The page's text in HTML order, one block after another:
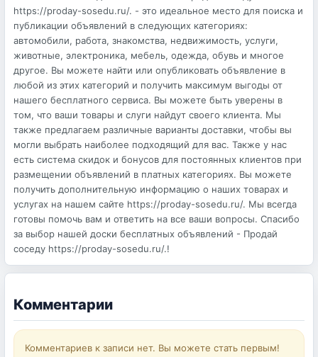
https://proday-sosedu.ru/. - это идеальное место для поиска и
публикации объявлений в следующих категориях:
автомобили, работа, знакомства, недвижимость, услуги,
животные, электроника, мебель, одежда, обувь и многое
другое. Вы можете найти или опубликовать объявление в
любой из этих категорий и получить максимум выгоды от
нашего бесплатного сервиса. Вы можете быть уверены в
том, что ваши товары и слуги найдут своего клиента. Мы
также предлагаем различные варианты доставки, чтобы вы
могли выбрать наиболее подходящий для вас. Также у нас
есть система скидок и бонусов для постоянных клиентов при
размещении объявлений в платных категориях. Вы можете
получить дополнительную информацию о наших товарах и
услугах на нашем сайте https://proday-sosedu.ru/. Мы всегда
готовы помочь вам и ответить на все ваши вопросы. Спасибо
за выбор нашей доски бесплатных объявлений - Продай
соседу https://proday-sosedu.ru/.!
Комментарии
Комментариев к записи нет. Вы можете стать первым!